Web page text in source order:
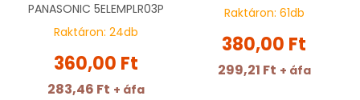
PANASONIC 5ELEMPLR03P
Raktáron: 24db
360,00 Ft
283,46 Ft + áfa
Raktáron: 61db
380,00 Ft
299,21 Ft + áfa